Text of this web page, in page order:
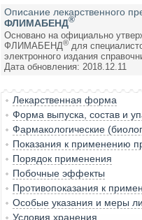
Описание лекарственного
ФЛИМАБЕНД®
Основано на официально
ФЛИМАБЕНД®для
электронного издания
Дата обновления: 2018.12.11
Лекарственная форма
Форма выпуска, состав и
Фармакологические
Показания к применению
Порядок применения
Побочные эффекты
Противопоказания к
Особые указания и меры
Условия хранения